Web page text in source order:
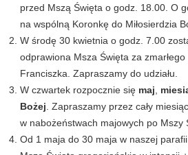
przed Mszą Święta o godz. 18.00. O
na wspólną Koronkę do Miłosierdzia
W środę 30 kwietnia o godz. 7.00
odprawiona Msza Święta za
Franciszka. Zapraszamy do udziału.
W czwartek rozpocznie się maj
Bożej . Zapraszamy przez cały
w nabożeństwach majowych po Mszy
Od 1 maja do 30 maja w naszej